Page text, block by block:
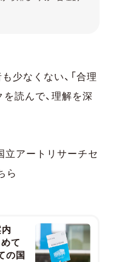
少なくない、「合理
読んで、理解を深
立アートリサーチセ
ら
て
の国